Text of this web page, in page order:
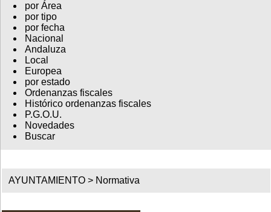
por Área
por tipo
por fecha
Nacional
Andaluza
Local
Europea
por estado
Ordenanzas fiscales
Histórico ordenanzas fiscales
P.G.O.U.
Novedades
Buscar
AYUNTAMIENTO > Normativa